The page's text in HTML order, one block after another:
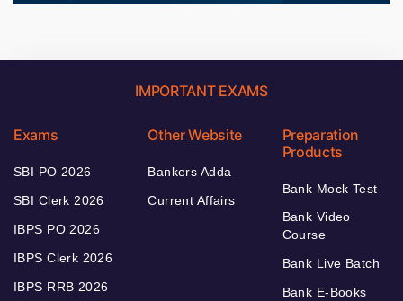
IMPORTANT EXAMS
Exams
SBI PO 2026
SBI Clerk 2026
IBPS PO 2026
IBPS Clerk 2026
IBPS RRB 2026
Other Website
Bankers Adda
Current Affairs
Preparation
Products
Bank Mock Test
Bank Video
Course
Bank Live Batch
Bank E-Books